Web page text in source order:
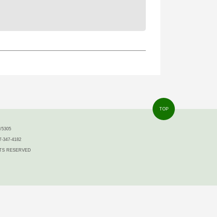
5305
347-4182
RESERVED
TOP